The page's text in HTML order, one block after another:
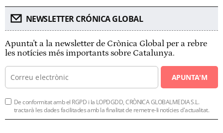
NEWSLETTER CRÓNICA GLOBAL
Apunta't a la newsletter de Crònica Global per a rebre
les notícies més importants sobre Catalunya.
APUNTA'M
De conformitat amb el RGPD i la LOPDGDD, CRÒNICA GLOBALMEDIA S.L.
tractarà les dades facilitades amb la finalitat de remetre-li notícies d'actualitat.